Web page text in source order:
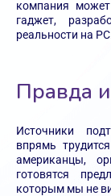
компания
гаджет,
реальности на
Правда
Источники
впрямь
американцы,
готовятся
которым мы не